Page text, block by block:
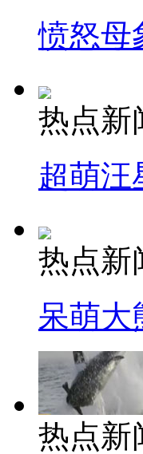
愤怒母
热点新
超萌汪
热点新
呆萌大
热点新